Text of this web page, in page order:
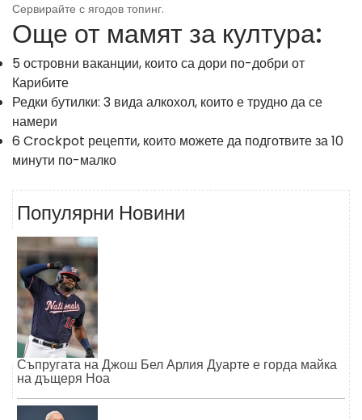
Сервирайте с ягодов топинг.
Още от мамят за култура:
5 островни ваканции, които са дори по-добри от
Карибите
Редки бутилки: 3 вида алкохол, които е трудно да се
намери
6 Crockpot рецепти, които можете да подготвите за 10
минути по-малко
Популярни Новини
Съпругата на Джош Бел Арлия Дуарте е горда майка
на дъщеря Ноа